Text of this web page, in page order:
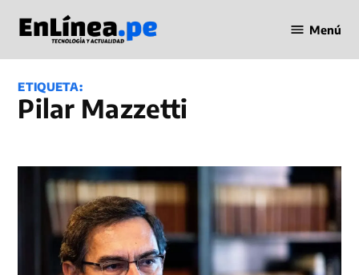
contenido
en Línea
Menú
ETIQUETA:
Pilar Mazzetti